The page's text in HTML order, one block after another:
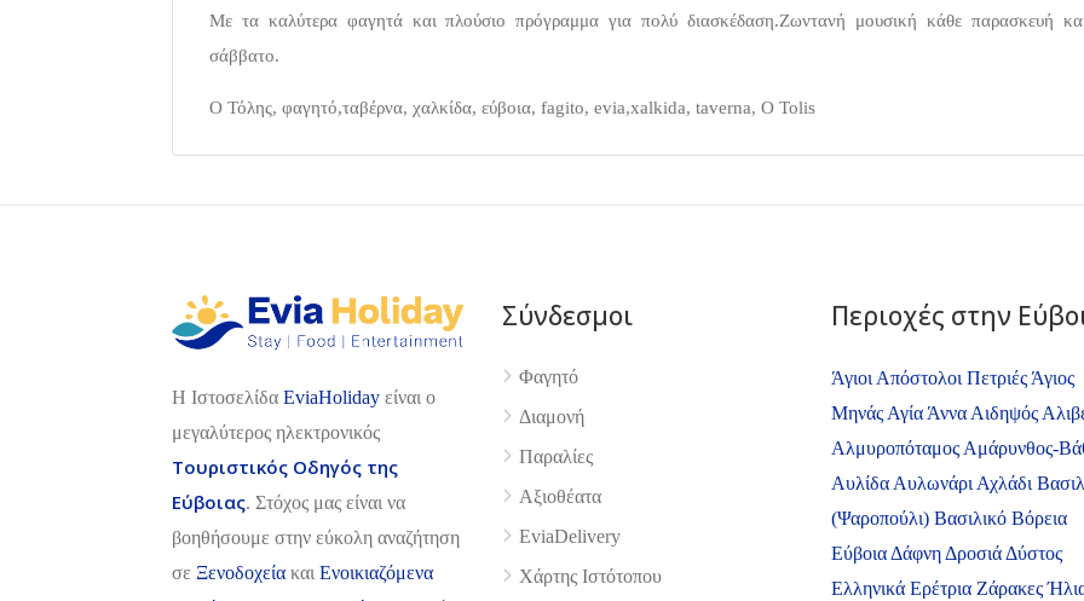
Με τα καλύτερα φαγητά και πλούσιο πρόγραμμα για πολύ διασκέδαση.Ζωντανή μουσική κάθε παρασκευή
σάββατο.
Ο Τόλης, φαγητό,ταβέρνα, χαλκίδα, εύβοια, fagito, evia,xalkida, taverna, O Tolis
H Ιστοσελίδα EviaHoliday είναι ο
μεγαλύτερος ηλεκτρονικός
Τουριστικός Οδηγός της
Εύβοιας. Στόχος μας είναι να
βοηθήσουμε στην εύκολη αναζήτηση
σε Ξενοδοχεία και Ενοικιαζόμενα
Σύνδεσμοι
Φαγητό
Διαμονή
Παραλίες
Αξιοθέατα
EviaDelivery
Χάρτης Ιστότοπου
Περιοχές στην
Άγιοι Απόστολοι Πετριές Άγιος
Μηνάς Αγία Άννα Αιδηψός
Αλμυροπόταμος Αμάρυνθος-
Αυλίδα Αυλωνάρι Αχλάδι
(Ψαροπούλι) Βασιλικό Βόρεια
Εύβοια Δάφνη Δροσιά Δύστος
Ελληνικά Ερέτρια Ζάρακες